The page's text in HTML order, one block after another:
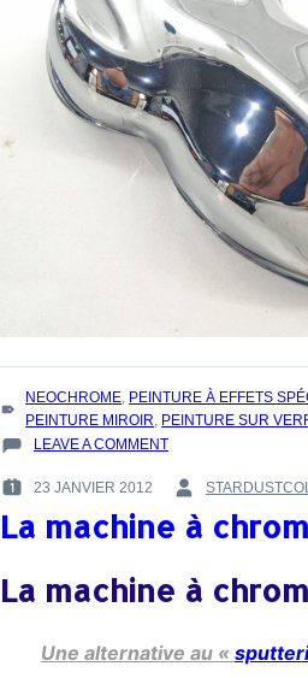
TAGS
:
NEOCHROME, PEINTURE À EFFETS
PEINTURE MIROIR, PEINTURE SUR
LEAVE A COMMENTON
POUR
MIROIRS
–
UNE
INNOVATION
L’INDUSTRIE
POSTED
ON
23 JANVIER 2012
BY
:
La machine à
La machine à
Une alternative au «